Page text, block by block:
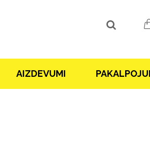
AIZDEVUMI